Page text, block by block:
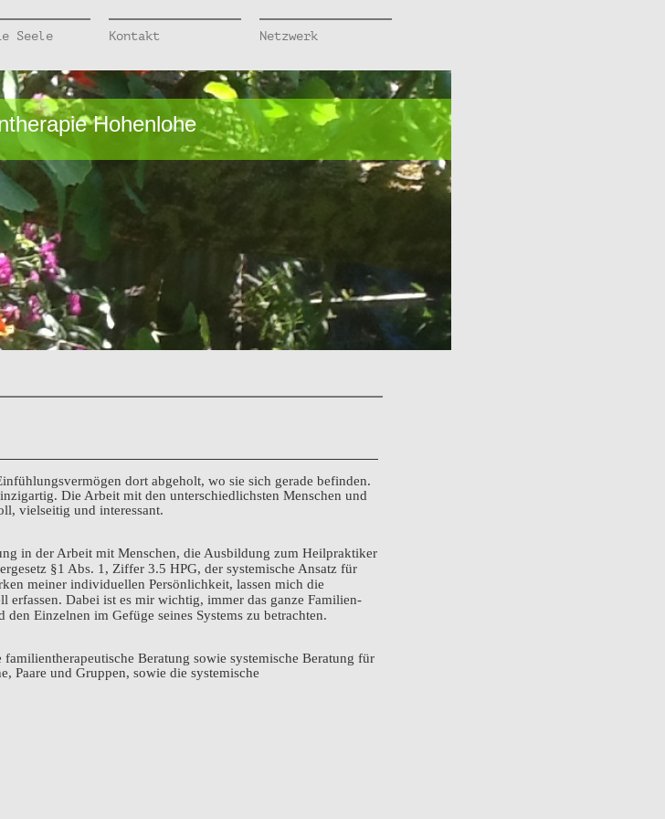
Seele Kontakt Netzwerk
Hohenlohe
dort abgeholt, wo sie sich gerade befinden.
Die Arbeit mit den unterschiedlichsten Menschen und
vielseitig und interessant.
in der Arbeit mit Menschen, die Ausbildung zum Heilpraktiker
§1 Abs. 1, Ziffer 3.5 HPG, der systemische Ansatz für
meiner individuellen Persönlichkeit, lassen mich die
erfassen. Dabei ist es mir wichtig, immer das ganze Familien-
Einzelnen im Gefüge seines Systems zu betrachten.
Beratung sowie systemische Beratung für
, Paare und Gruppen, sowie die systemische